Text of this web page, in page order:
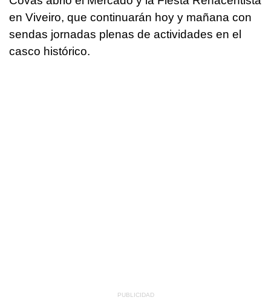
en Viveiro, que continuarán hoy y mañana con
sendas jornadas plenas de actividades en el
casco histórico.